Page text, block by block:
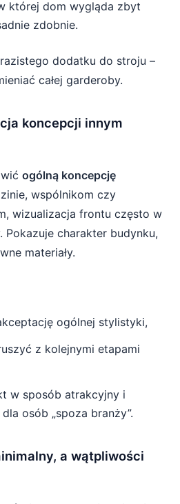
której dom wygląda zbyt
zdobnie.
dodatku do stroju –
całej garderoby.
koncepcji innym
ogólną koncepcję
wspólnikom czy
wizualizacja frontu często w
Pokazuje charakter budynku,
materiały.
ogólnej stylistyki,
z kolejnymi etapami
w sposób atrakcyjny i
osób „spoza branży”.
a wątpliwości